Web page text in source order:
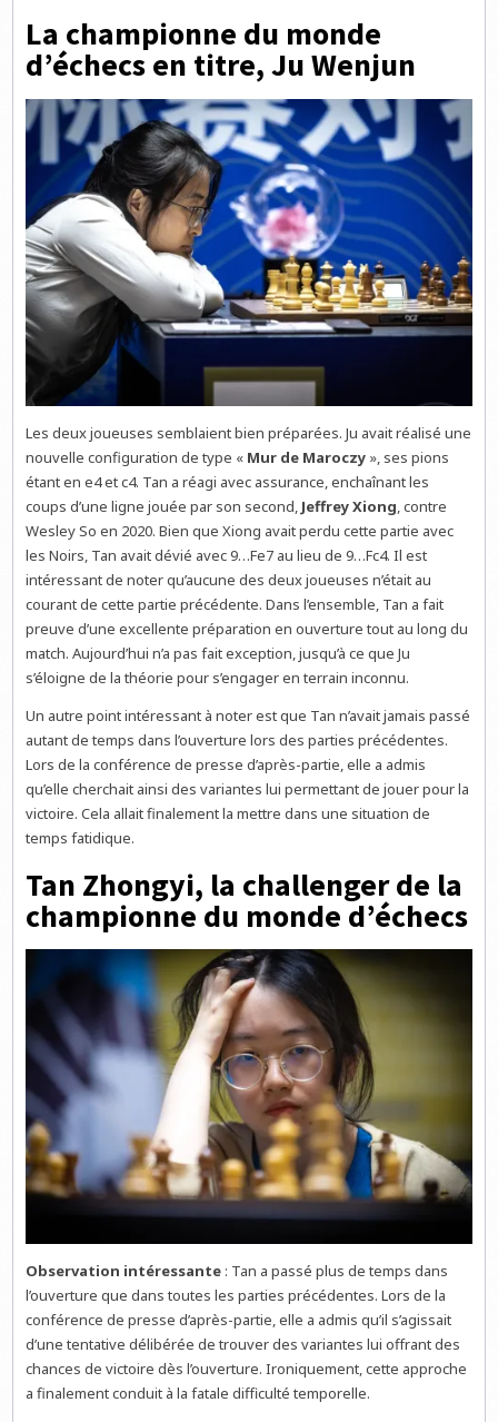
La championne du monde
d’échecs en titre, Ju Wenjun
Les deux joueuses semblaient bien préparées. Ju avait réalisé une
nouvelle configuration de type « Mur de Maroczy », ses pions
étant en e4 et c4. Tan a réagi avec assurance, enchaînant les
coups d’une ligne jouée par son second, Jeffrey Xiong, contre
Wesley So en 2020. Bien que Xiong avait perdu cette partie avec
les Noirs, Tan avait dévié avec 9…Fe7 au lieu de 9…Fc4. Il est
intéressant de noter qu’aucune des deux joueuses n’était au
courant de cette partie précédente. Dans l’ensemble, Tan a fait
preuve d’une excellente préparation en ouverture tout au long du
match. Aujourd’hui n’a pas fait exception, jusqu’à ce que Ju
s’éloigne de la théorie pour s’engager en terrain inconnu.
Un autre point intéressant à noter est que Tan n’avait jamais passé
autant de temps dans l’ouverture lors des parties précédentes.
Lors de la conférence de presse d’après-partie, elle a admis
qu’elle cherchait ainsi des variantes lui permettant de jouer pour la
victoire. Cela allait finalement la mettre dans une situation de
temps fatidique.
Tan Zhongyi, la challenger de la
championne du monde d’échecs
Observation intéressante : Tan a passé plus de temps dans
l’ouverture que dans toutes les parties précédentes. Lors de la
conférence de presse d’après-partie, elle a admis qu’il s’agissait
d’une tentative délibérée de trouver des variantes lui offrant des
chances de victoire dès l’ouverture. Ironiquement, cette approche
a finalement conduit à la fatale difficulté temporelle.